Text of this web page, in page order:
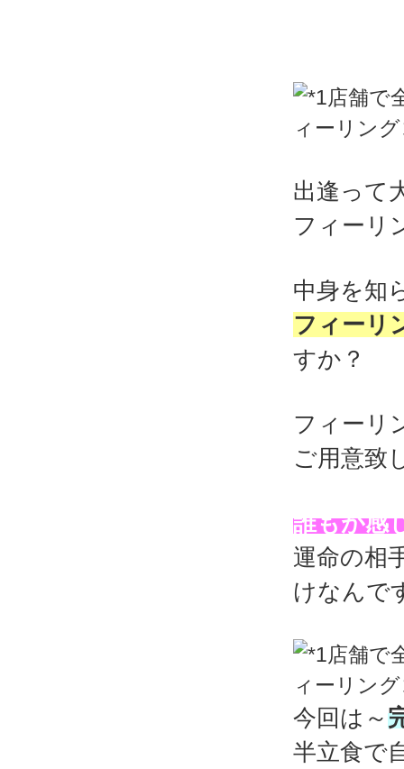
出逢って
フィーリ
中身を知
フィーリ
すか？
フィーリ
ご用意致
誰もが感
運命の相
けなんで
今回は～
半立食で